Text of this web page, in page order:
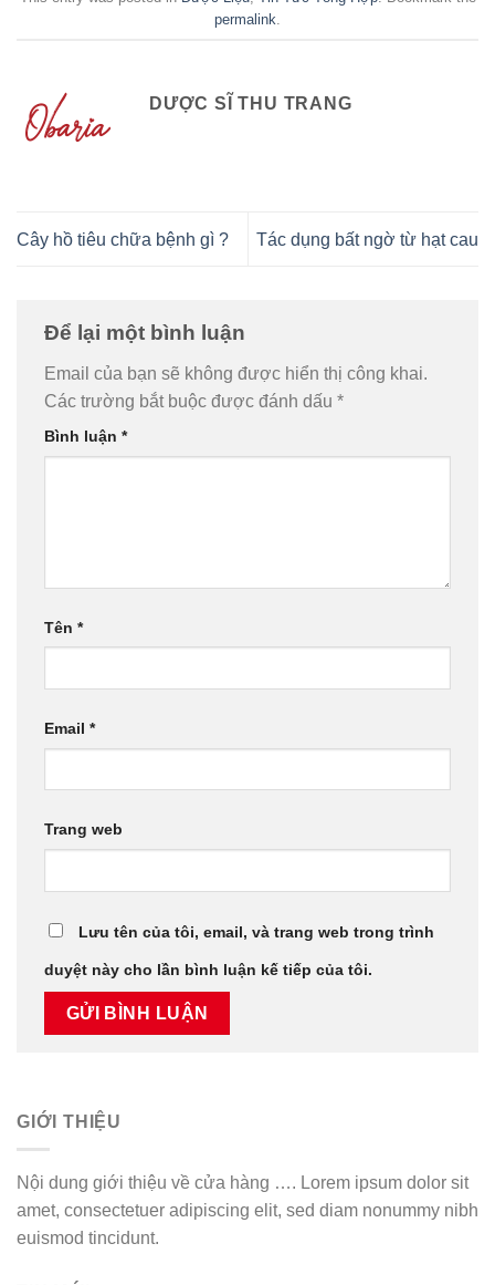
permalink
DƯỢC SĨ THU TRANG
Cây hồ tiêu chữa bệnh gì ? Tác dụng bất ngờ từ hạt cau
Để lại một bình luận
Email của bạn sẽ không được hiển thị công khai.
Các trường bắt buộc được đánh dấu *
Bình luận *
Tên *
Email *
Trang web
Lưu tên của tôi, email, và trang web trong trình
duyệt này cho lần bình luận kế tiếp của tôi.
GIỚI THIỆU
Nội dung giới thiệu về cửa hàng …. Lorem ipsum dolor sit
amet, consectetuer adipiscing elit, sed diam nonummy nibh
euismod tincidunt.